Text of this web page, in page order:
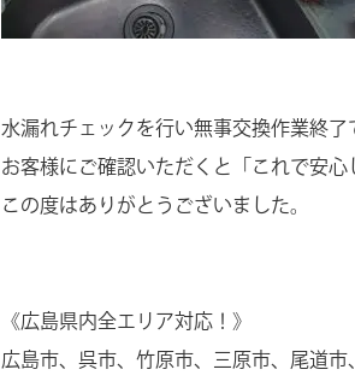
水漏れチェックを行い無事交換作業終了
お客様にご確認いただくと「これで安
この度はありがとうございました。
《広島県内全エリア対応！》
広島市、呉市、竹原市、三原市、尾道